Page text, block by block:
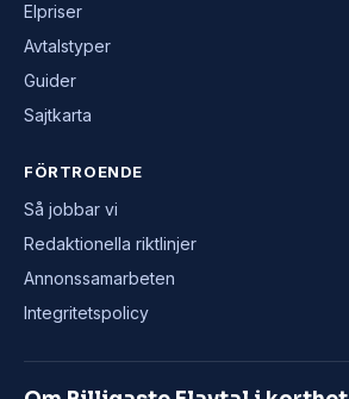
Elpriser
Avtalstyper
Guider
Sajtkarta
FÖRTROENDE
Så jobbar vi
Redaktionella riktlinjer
Annonssamarbeten
Integritetspolicy